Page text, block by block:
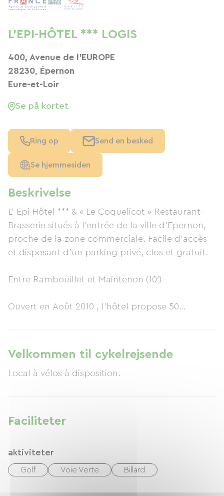
Beskrivelse
L’ Epi Hôtel *** & « Le Coquelicot » Restaurant-
Brasserie situés à l’entrée de la ville d’Epernon,
proche de la zone commerciale. Facile d’accès
et disposant d’un parking privé, clos et gratuit.
Entre Rambouillet et Maintenon (10′)
Ouvert en Août 2010 , l’hôtel propose 50
Nos prestations :
»(= 7 « juniors-suite » 3/4 pers.)
* salle de bains/douche, WC(séparé), sèche
cheveux, sèche serviettes,
Velkommen til cykelrejsende
Local à vélos à disposition.
Faciliteter
aktiviteter
Golf Voie Verte Billard
L'EPI-HÔTEL *** LOGIS
400, Avenue de l'EUROPE
28230, Épernon
Eure-et-Loir
Se på kortet
Ring op Send en besked
Se hjemmesiden